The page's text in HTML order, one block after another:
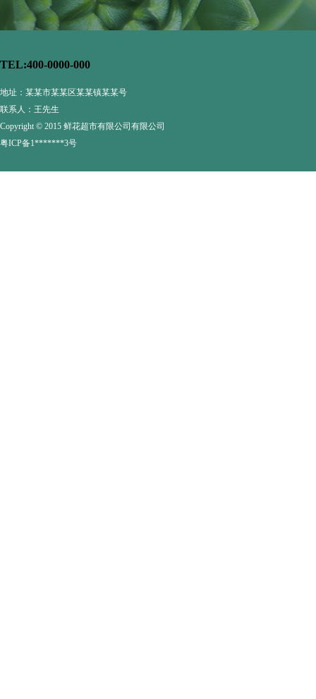
TEL:400-0000-000
地址：某某市某某区某某镇某某号
联系人：王先生
Copyright © 2015 鲜花超市有限公司有限公司
粤ICP备1*******3号